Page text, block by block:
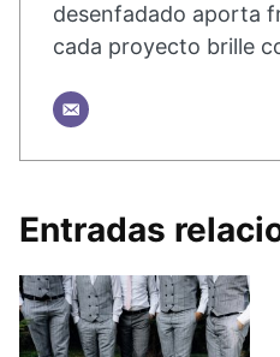
desenfadado aporta
cada proyecto brille
Entradas